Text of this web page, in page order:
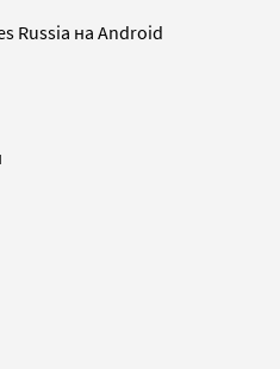
Russia на Android